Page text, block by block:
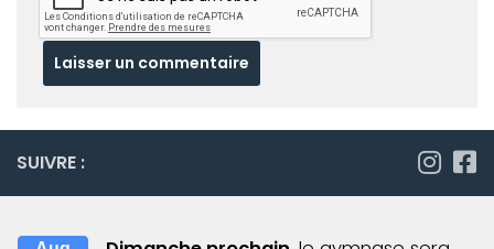
SUIVRE :